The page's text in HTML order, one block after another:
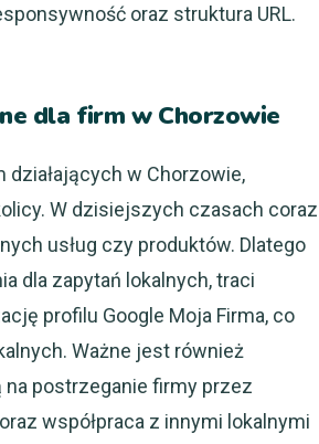
oraz struktura URL.
dla firm w Chorzowie
w Chorzowie,
W dzisiejszych czasach coraz
usług czy produktów. Dlatego
dla zapytań lokalnych, traci
profilu Google Moja Firma, co
Ważne jest również
na postrzeganie firmy przez
współpraca z innymi lokalnymi